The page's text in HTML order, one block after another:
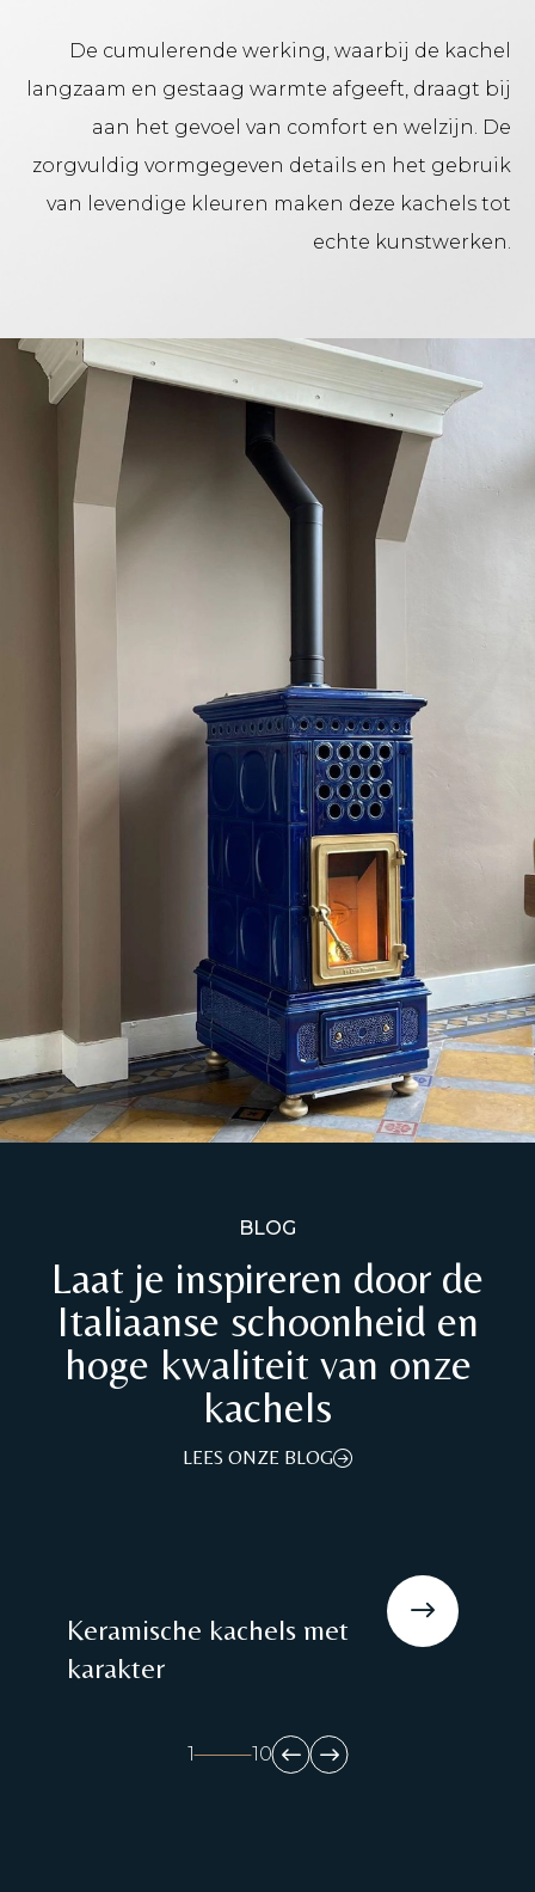
De cumulerende werking, waarbij de kachel
langzaam en gestaag warmte afgeeft, draagt bij
aan het gevoel van comfort en welzijn. De
zorgvuldig vormgegeven details en het gebruik
van levendige kleuren maken deze kachels tot
echte kunstwerken.
BLOG
Laat je inspireren door de
Italiaanse schoonheid en
hoge kwaliteit van onze
kachels
LEES ONZE BLOG
Keramische kachels met
karakter
1 10